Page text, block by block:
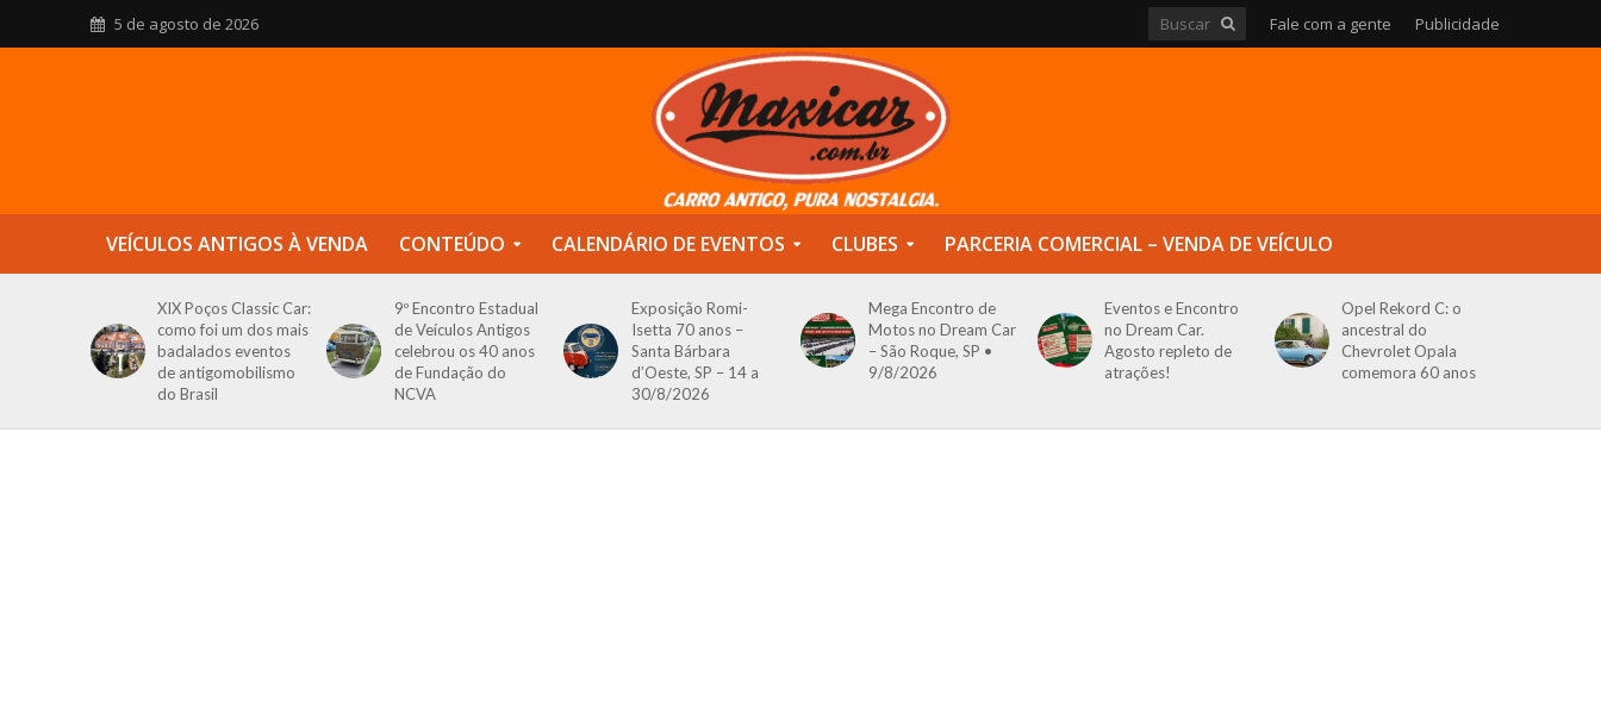
5 de agosto de 2026 Fale com a gente Publicidade
VEÍCULOS ANTIGOS À VENDA CONTEÚDO CALENDÁRIO DE EVENTOS CLUBES PARCERIA COMERCIAL – VENDA DE VEÍCULO
XIX Poços Classic Car:
como foi um dos mais
badalados eventos
de antigomobilismo
do Brasil
9º Encontro Estadual
de Veículos Antigos
celebrou os 40 anos
de Fundação do
NCVA
Exposição Romi-
Isetta 70 anos –
Santa Bárbara
d’Oeste, SP – 14 a
30/8/2026
Mega Encontro de
Motos no Dream Car
– São Roque, SP •
9/8/2026
Eventos e Encontro
no Dream Car.
Agosto repleto de
atrações!
Opel Rekord C: o
ancestral do
Chevrolet Opala
comemora 60 anos